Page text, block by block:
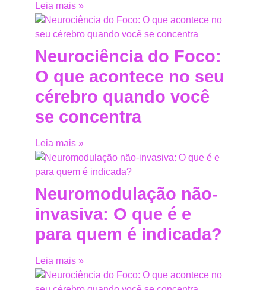
Leia mais »
Neurociência do Foco:
O que acontece no seu
cérebro quando você
se concentra
Leia mais »
Neuromodulação não-
invasiva: O que é e
para quem é indicada?
Leia mais »